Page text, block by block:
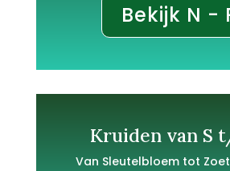
Bekijk N -
Kruiden van S
Van Sleutelbloem tot